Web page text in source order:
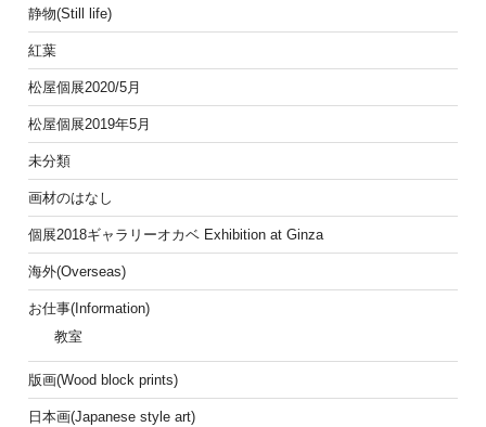
静物(Still life)
紅葉
松屋個展2020/5月
松屋個展2019年5月
未分類
画材のはなし
個展2018ギャラリーオカベ Exhibition at Ginza
海外(Overseas)
お仕事(Information)
教室
版画(Wood block prints)
日本画(Japanese style art)